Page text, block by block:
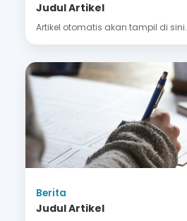
Judul Artikel
Artikel otomatis akan tampil di sini.
Berita
Judul Artikel